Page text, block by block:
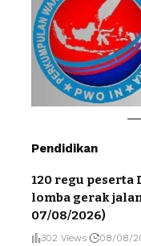
Pendidikan
120 regu
lomba gerak
07/08/2026)
302 Views 08/08/